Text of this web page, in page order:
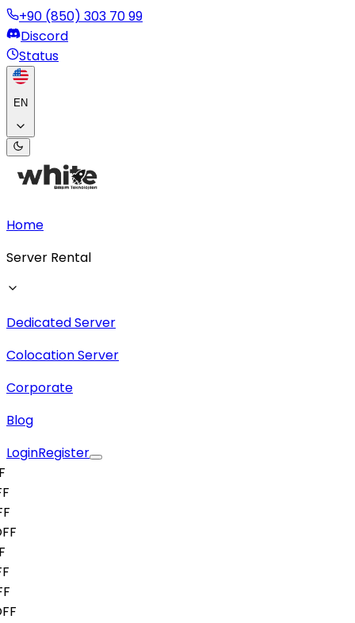
+90 (850) 303 70 99
Discord
Status
EN
Home
Server Rental
Dedicated Server
Colocation Server
Corporate
Blog
LoginRegister